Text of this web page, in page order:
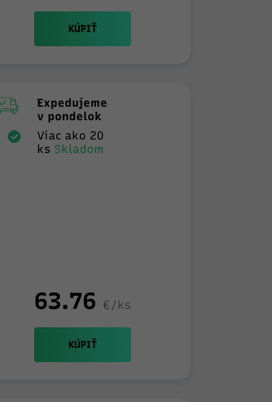
KÚPIŤ
Expedujeme
v pondelok
Viac ako 20
ks Skladom
63.76 €/ks
KÚPIŤ